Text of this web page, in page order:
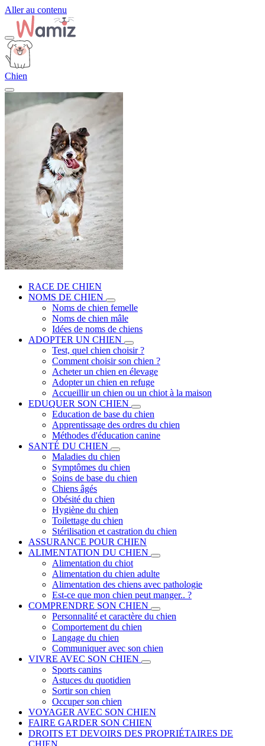
Aller au contenu
Chien
RACE DE CHIEN
NOMS DE CHIEN
Noms de chien femelle
Noms de chien mâle
Idées de noms de chiens
ADOPTER UN CHIEN
Test, quel chien choisir ?
Comment choisir son chien ?
Acheter un chien en élevage
Adopter un chien en refuge
Accueillir un chien ou un chiot à la maison
EDUQUER SON CHIEN
Education de base du chien
Apprentissage des ordres du chien
Méthodes d'éducation canine
SANTÉ DU CHIEN
Maladies du chien
Symptômes du chien
Soins de base du chien
Chiens âgés
Obésité du chien
Hygiène du chien
Toilettage du chien
Stérilisation et castration du chien
ASSURANCE POUR CHIEN
ALIMENTATION DU CHIEN
Alimentation du chiot
Alimentation du chien adulte
Alimentation des chiens avec pathologie
Est-ce que mon chien peut manger.. ?
COMPRENDRE SON CHIEN
Personnalité et caractère du chien
Comportement du chien
Langage du chien
Communiquer avec son chien
VIVRE AVEC SON CHIEN
Sports canins
Astuces du quotidien
Sortir son chien
Occuper son chien
VOYAGER AVEC SON CHIEN
FAIRE GARDER SON CHIEN
DROITS ET DEVOIRS DES PROPRIÉTAIRES DE
CHIEN